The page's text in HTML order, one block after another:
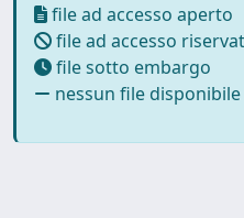
file ad accesso aperto
file ad accesso
file sotto embargo
nessun file disponibile